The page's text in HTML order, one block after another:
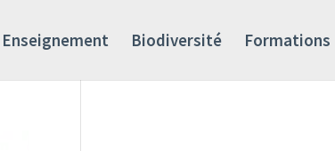
Enseignement Biodiversité Formations